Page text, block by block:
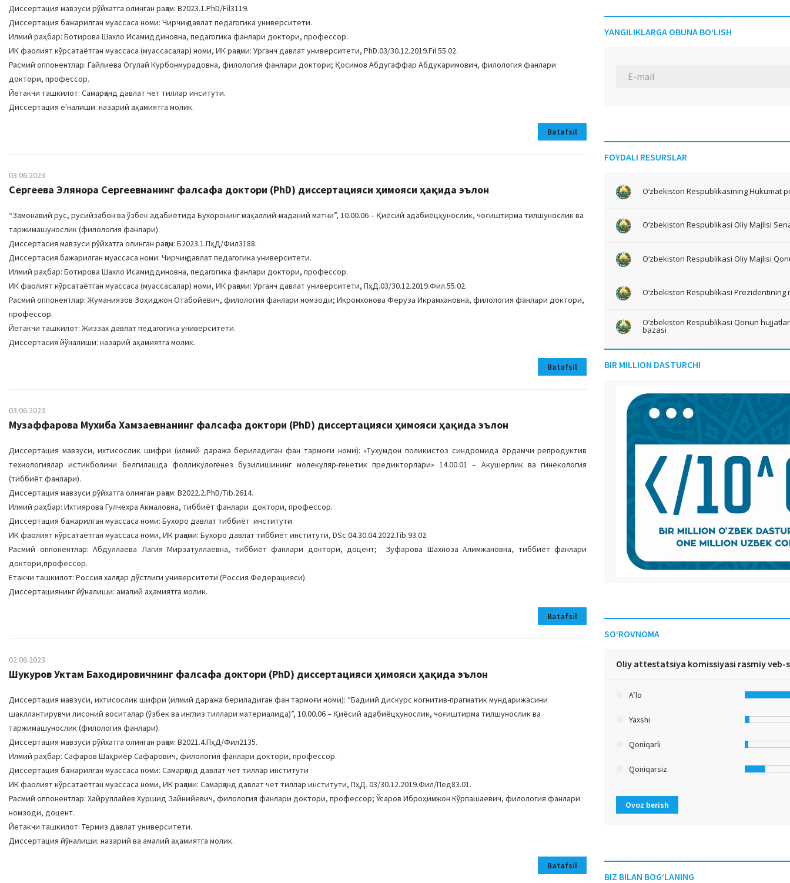
Диссертация мавзуси рўйхатга олинган рақам: B2023.1.PhD/Fil3119.
Диссертация бажарилган муассаса номи: Чирчиқ давлат педагогика университети.
Илмий раҳбар: Ботирова Шахло Исамиддиновна, педагогика фанлари доктори, профессор.
ИК фаолият кўрсатаётган муассаса (муассасалар) номи, ИК рақами: Урганч давлат университети, PhD.03/30.12.2019.Fil.55.02.
Расмий оппонентлар: Гайлиева Огулай Курбонмурадовна, филология фанлари доктори; Қосимов Абдугаффар Абдукаримович, филология фанлари
доктори, профессор.
Йетакчи ташкилот: Самарқанд давлат чет тиллар инситути.
Диссертация ё'налиши: назарий аҳамиятга молик.
Batafsil
03.06.2023
Сергеева Элянора Сергеевнанинг фалсафа доктори (PhD) диссертацияси ҳимояси ҳақида эълон
“Замонавий рус, русийзабон ва ўзбек адабиётида Бухоронинг маҳаллий-маданий матни”, 10.00.06 – Қиёсий адабиёцҳунослик, чоғиштирма тилшунослик ва
таржимашунослик (филология фанлари).
Диссертасия мавзуси рўйхатга олинган рақам: Б2023.1.ПҳД/Фил3188.
Диссертасия бажарилган муассаса номи: Чирчиқ давлат педагогика университети.
Илмий раҳбар: Ботирова Шахло Исамиддиновна, педагогика фанлари доктори, профессор.
ИК фаолият кўрсатаётган муассаса (муассасалар) номи, ИК рақами: Урганч давлат университети, ПҳД.03/30.12.2019.Фил.55.02.
Расмий оппонентлар: Жуманиязов Зоҳиджон Отабойевич, филология фанлари номзоди; Икромхонова Феруза Икрамхановна, филология фанлари доктори,
профессор.
Йетакчи ташкилот: Жиззах давлат педагогика университети.
Диссертасия йўналиши: назарий аҳамиятга молик.
Batafsil
03.06.2023
Музаффарова Мухиба Хамзаевнанинг фалсафа доктори (PhD) диссертацияси ҳимояси ҳақида эълон
Диссертация мавзуси, ихтисослик шифри (илмий даража бериладиган фан тармоғи номи): «Тухумдон поликистоз синдромида ёрдамчи репродуктив
технологиялар истикболини белгилашда фолликулогенез бузилишининг молекуляр-генетик предикторлари» 14.00.01 – Акушерлик ва гинекология
(тиббиёт фанлари).
Диссертация мавзуси рўйхатга олинган рақам: B2022.2.PhD/Tib.2614.
Илмий раҳбар: Ихтиярова Гулчехра Акмаловна, тиббиёт фанлари доктори, профессор.
Диссертация бажарилган муассаса номи: Бухоро давлат тиббиёт институти.
ИК фаолият кўрсатаётган муассаса номи, ИК рақами: Бухоро давлат тиббиёт институти, DSc.04.30.04.2022.Tib.93.02.
Расмий оппонентлар: Абдуллаева Лагия Мирзатуллаевна, тиббиёт фанлари доктори, доцент; Зуфарова Шахноза Алимжановна, тиббиёт фанлари
доктори,профессор.
Етакчи ташкилот: Россия халқлар дўстлиги университети (Россия Федерацияси).
Диссертациянинг йўналиши: амалий аҳамиятга молик.
Batafsil
02.06.2023
Шукуров Уктам Баходировичнинг фалсафа доктори (PhD) диссертацияси ҳимояси ҳақида эълон
Диссертация мавзуси, ихтисослик шифри (илмий даража бериладиган фан тармоғи номи): “Бадиий дискурс когнитив-прагматик мундарижасини
шакллантирувчи лисоний воситалар (ўзбек ва инглиз тиллари материалида)”, 10.00.06 – Қиёсий адабиёцҳунослик, чоғиштирма тилшунослик ва
таржимашунослик (филология фанлари).
Диссертация мавзуси рўйхатга олинган рақам: В2021.4.ПҳД/Фил2135.
Илмий раҳбар: Сафаров Шаҳриёр Сафарович, филология фанлари доктори, профессор.
Диссертация бажарилган муассаса номи: Самарқанд давлат чет тиллар институти
ИК фаолият кўрсатаётган муассаса номи, ИК рақами: Самарқанд давлат чет тиллар институти, ПҳД. 03/30.12.2019.Фил/Пед83.01.
Расмий оппонентлар: Хайруллайев Хуршид Зайнийевич, филология фанлари доктори, профессор; Ўсаров Иброҳимжон Кўрпашаевич, филология фанлари
номзоди, доцент.
Йетакчи ташкилот: Термиз давлат университети.
Диссертация йўналиши: назарий ва амалий аҳамиятга молик.
Batafsil
YANGILIKLARGA OBUNA BO‘LISH
FOYDALI RESURSLAR
O‘zbekiston Respublikasining Hukumat
O‘zbekiston Respublikasi Oliy Majlisi
O‘zbekiston Respublikasi Oliy Majlisi
O‘zbekiston Respublikasi Prezidentining
O‘zbekiston Respublikasi Qonun
bazasi
BIR MILLION DASTURCHI
SO‘ROVNOMA
Oliy attestatsiya komissiyasi rasmiy
A’lo
Yaxshi
Qoniqarli
Qoniqarsiz
Ovoz berish
BIZ BILAN BOG‘LANING